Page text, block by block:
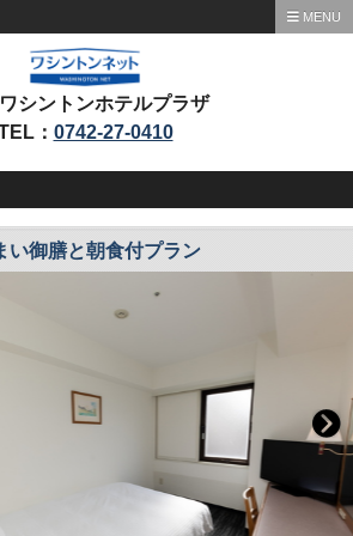
MENU
シントンホテルプラザ
： 0742-27-0410
い御膳と朝食付プラン